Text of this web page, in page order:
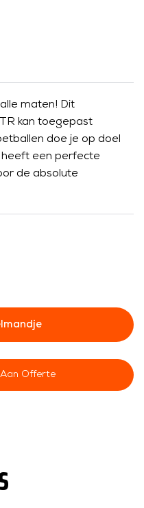
maten! Dit
kan toegepast
doe je op doel
heeft een perfecte
de absolute
Aan Offerte